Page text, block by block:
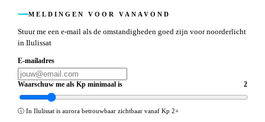
MELDINGEN VOOR VANAVOND
Stuur me een e-mail als de omstandigheden goed zijn voor noorderlicht
in Ilulissat
E-mailadres
Waarschuw me als Kp minimaal is 2
ⓘ In Ilulissat is aurora betrouwbaar zichtbaar vanaf Kp 2+